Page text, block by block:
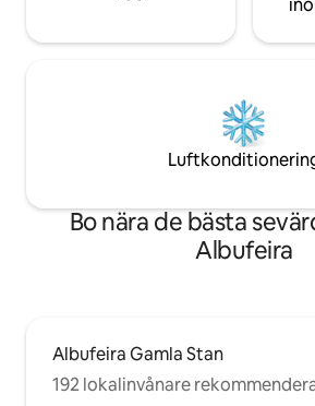
Bo nära de bästa
Albufeira
Albufeira Gamla Stan
192 lokalinvånare